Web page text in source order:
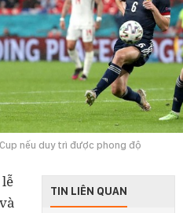
nếu duy trì được phong độ
TIN LIÊN QUAN